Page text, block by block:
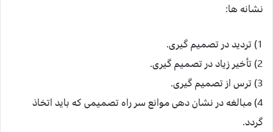
نشانه ها:
1) تردید در تصمیم گیری.
2) تأخیر زیاد در تصمیم گیری.
3) ترس از تصمیم گیری.
4) مبالغه در نشان دهی موانع سر راه تصمیمی که باید اتخاذ
گردد.